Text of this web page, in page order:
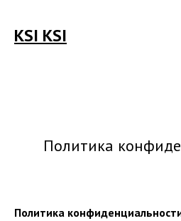
KSI KSI
Политика
Политика